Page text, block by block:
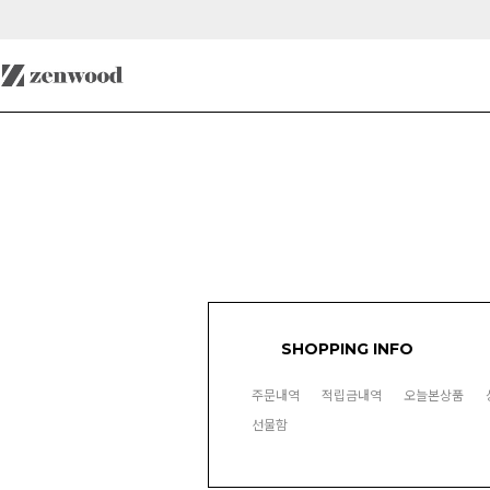
SHOPPING INFO
주문내역 적립금내역 오늘본상품
선물함